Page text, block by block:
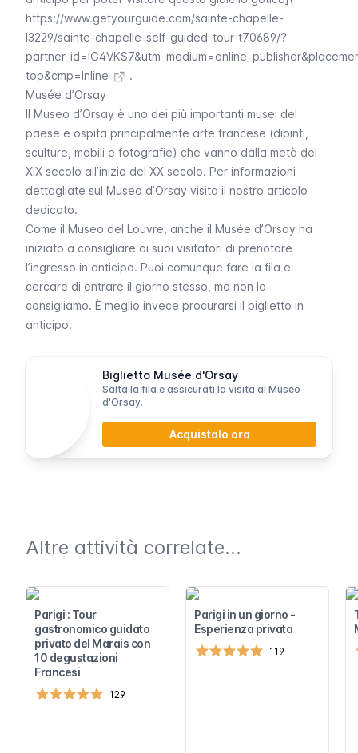
https://www.getyourguide.com/sainte-chapelle-
l3229/sainte-chapelle-self-guided-tour-t70689/?
top&cmp=Inline
.
Musée d’Orsay
Il Museo d’Orsay è uno dei più importanti musei del
paese e ospita principalmente arte francese (dipinti,
sculture, mobili e fotografie) che vanno dalla metà del
XIX secolo all’inizio del XX secolo. Per informazioni
dettagliate sul Museo d’Orsay visita il nostro articolo
dedicato.
Come il Museo del Louvre , anche il Musée d’Orsay ha
iniziato a consigliare ai suoi visitatori di prenotare
l’ingresso in anticipo. Puoi comunque fare la fila e
cercare di entrare il giorno stesso, ma non lo
consigliamo. È meglio invece procurarsi il biglietto in
anticipo.
Biglietto Musée d'Orsay
Salta la fila e assicurati la visita al Museo
d'Orsay.
Acquistalo ora
Altre attività correlate...
Parigi : Tour
gastronomico guidato
privato del Marais con
10 degustazioni
Francesi
129
Parigi in un giorno -
Esperienza privata
119